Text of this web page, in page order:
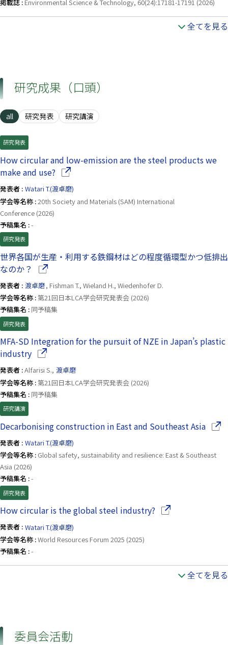
掲載誌 : Environmental Science & Technology, 60(24):17181-17191 (2026)
全てを見る
研究成果（口頭）
all 研究発表 研究講演
研究発表
How circular and low-emission are the steel products we
make and use?（別ウインドウで開きます）
発表者 : Watari T.(渡卓磨)
学会等名称 :20th Society and Materials (SAM) International
Conference (2026)
予稿集名 :-
研究発表
世界各国が生産・利用する鉄鋼材はどの程度循環型かつ低排出
なのか？
（別ウインドウで開きます）
発表者 : 渡卓磨, Fishman T., Wieland H., Wiedenhofer D.
学会等名称 :第21回日本LCA学会研究発表会 (2026)
予稿集名 : 同予稿集
研究発表
MFA-SD Integration for the pursuit of NZE in Japan’s plastic
industry（別ウインドウで開きます）
発表者 :Alfarisi S., 渡卓磨
学会等名称 :第21回日本LCA学会研究発表会 (2026)
予稿集名 : 同予稿集
研究講演
Decarbonising construction in East and Southeast Asia（別
発表者 : Watari T.(渡卓磨)
学会等名称 : Global safety, sustainability and resilience: East & Southeast
Asia (2026)
予稿集名 :-
研究発表
How circular is the global steel industry?（別ウインドウで
発表者 : Watari T.(渡卓磨)
学会等名称 :World Resources Forum 2025 (2025)
予稿集名 :-
全てを見る
委員会活動